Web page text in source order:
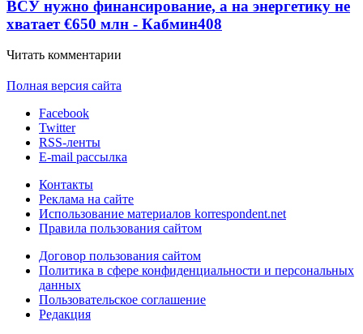
ВСУ нужно финансирование, а на энергетику не
хватает €650 млн - Кабмин408
Читать комментарии
Полная версия сайта
Facebook
Twitter
RSS-ленты
E-mail рассылка
Контакты
Реклама на сайте
Использование материалов korrespondent.net
Правила пользования сайтом
Договор пользования сайтом
Политика в сфере конфиденциальности и персональных
данных
Пользовательское соглашение
Редакция